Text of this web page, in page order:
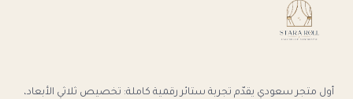
أول متجر سعودي يقدّم تجربة ستائر رقمية كاملة: تخصيص ثلاثي الأبعاد،